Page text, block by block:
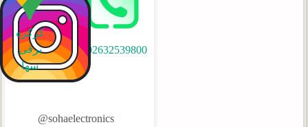
02632539800
sohaelectronics@
کرکره
برقی
سها